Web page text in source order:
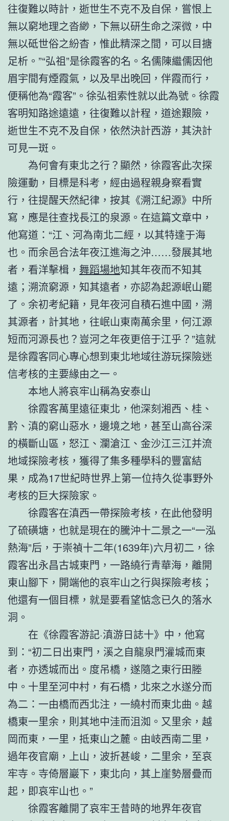
往復難以時計，逝世生不克不及自保，嘗恨上
無以窮地理之沓緲，下無以研生命之深微，中
無以砥世俗之紛杳，惟此精深之間，可以目搪
足析。”“弘祖”是徐霞客的名。名儒陳繼儒因他
眉宇間有煙霞氣，以及早出晚回，伴霞而行，
便稱他為“霞客”。徐弘祖索性就以此為號。徐霞
客明知路途遠遠，往復難以計程，道途艱險，
逝世生不克不及自保，依然決計西游，其決計
可見一斑。
為何會有東北之行？顯然，徐霞客此次探
險運動，目標是科考，經由過程親身察看實
行，往提醒天然紀律，按其《溯江紀源》中所
寫，應是往查找長江的泉源。在這篇文章中，
他寫道：“江、河為南北二經，以其特達于海
也。而余邑合法年夜江進海之沖……發展其地
者，看洋擊楫， 舞蹈場地知其年夜而不知其
遠；溯流窮源，知其遠者，亦認為起源岷山罷
了。余初考紀籍，見年夜河自積石進中國，溯
其源者，計其地，往岷山東南萬余里，何江源
短而河源長也？豈河之年夜更倍于江乎？”這就
是徐霞客同心專心想到東北地域往游玩探險迷
信考核的主要緣由之一。
本地人將哀牢山稱為安泰山
徐霞客萬里遠征東北，他深刻湘西、桂、
黔、滇的窮山惡水，邊境之地，甚至山高谷深
的橫斷山區，怒江、瀾滄江、金沙江三江并流
地域探險考核，獲得了集多種學科的豐富結
果，成為17世紀時世界上第一位持久從事野外
考核的巨大探險家。
徐霞客在滇西一帶探險考核，在此他發明
了硫磺塘，也就是現在的騰沖十二景之一“一泓
熱海”后，于崇禎十二年(1639年)六月初二，徐
霞客出永昌古城東門，一路繞行青華海，離開
東山腳下，開端他的哀牢山之行與探險考核；
他還有一個目標，就是要看望惦念已久的落水
洞。
在《徐霞客游記·滇游日誌十》中，他寫
到：“初二日出東門，溪之自龍泉門灌城而東
者，亦透城而出。度吊橋，遂隨之東行田塍
中。十里至河中村，有石橋，北來之水遂分而
為二：一由橋而西北注，一繞村而東北曲。越
橋東一里余，則其地中洼而沮洳。又里余，越
岡而東，一里，抵東山之麓。由岐西南二里，
過年夜官廟，上山，波折甚峻，二里余，至哀
牢寺。寺倚層巖下，東北向，其上崖勢層疊而
起，即哀牢山也。”
徐霞客離開了哀牢王昔時的地界年夜官